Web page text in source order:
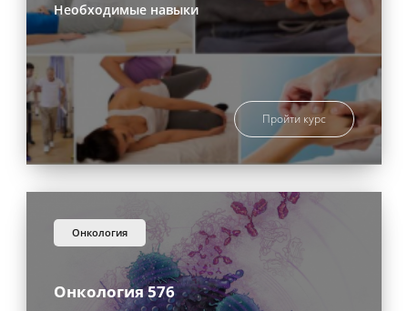
Необходимые навыки
Пройти курс
онкология
Онкология 576